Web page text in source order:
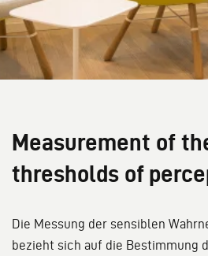
Measurement of
thresholds of
Die Messung der sensiblen
bezieht sich auf die Bestimmung